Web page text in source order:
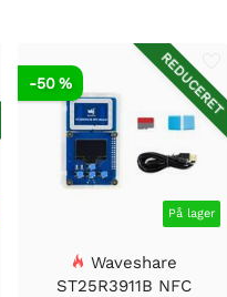
REDUCERET
På lager
-50 %
Waveshare
ST25R3911B NFC